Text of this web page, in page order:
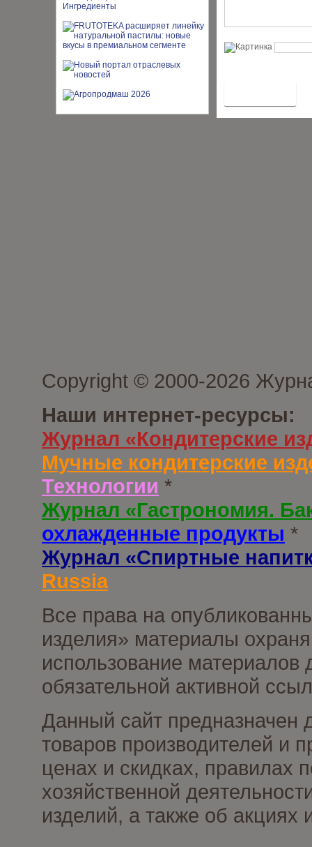
Copyright © 2000-2026
Наши интернет-ресурсы:
Журнал «Кондитерские
Мучные кондитерские
Технологии *
Журнал «Гастрономия.
охлажденные продукты *
Журнал «Спиртные
Russia
Все права на
изделия» материалы
использование материалов
обязательной активной
Данный сайт предназначен
товаров производителей и
ценах и скидках, правилах
хозяйственной
изделий, а также об